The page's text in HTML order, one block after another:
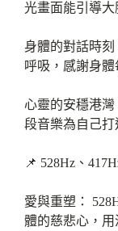
光畫面能引導大
身體的對話時
呼吸，感謝身
心靈的安穩港
段音樂為自己打
📌 528Hz、
愛與重塑：
體的慈悲心，用